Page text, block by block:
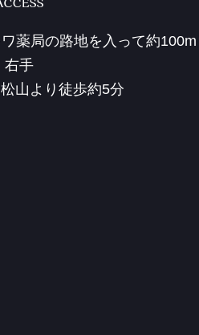
薬局の路地を入って約100m
右手
山より徒歩約5分